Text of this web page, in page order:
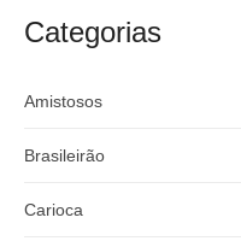
argentino
Categorias
Amistosos
Brasileirão
Carioca